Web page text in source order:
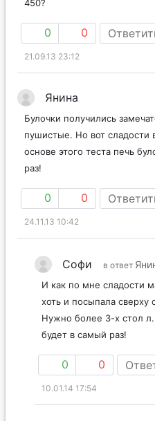
450?
0 0
21.09.13 23:12
Янина
Булочки получились
пушистые. Но вот сладости
основе этого теста печь
раз!
0 0
24.11.13 10:42
Софи в ответ
И как по мне сладости
хоть и посыпала сверху
Нужно более 3-х стол
будет в самый раз!
0 0
10.01.14 17:54